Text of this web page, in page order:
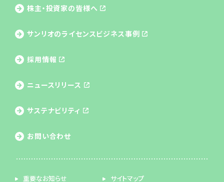
株主・投資家の皆様へ
サンリオのライセンス ビジネス事例
採用情報
ニュースリリース
サステナビリティ
お問い合わせ
重要なお知らせ サイトマップ